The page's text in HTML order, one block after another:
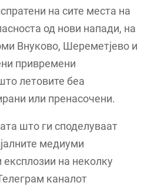
на сите места на
од нови напади, на
Внуково, Шереметјево и
привремени
летовите беа
или пренасочени.
што ги споделуваат
медиуми
на неколку
каналот